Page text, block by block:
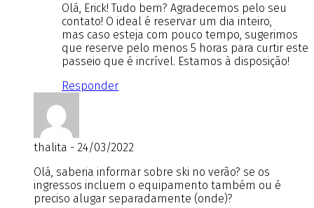
Olá, Erick! Tudo bem? Agradecemos pelo seu
contato! O ideal é reservar um dia inteiro,
mas caso esteja com pouco tempo, sugerimos
que reserve pelo menos 5 horas para curtir este
passeio que é incrível. Estamos à disposição!
Responder
thalita - 24/03/2022
Olá, saberia informar sobre ski no verão? se os
ingressos incluem o equipamento também ou é
preciso alugar separadamente (onde)?